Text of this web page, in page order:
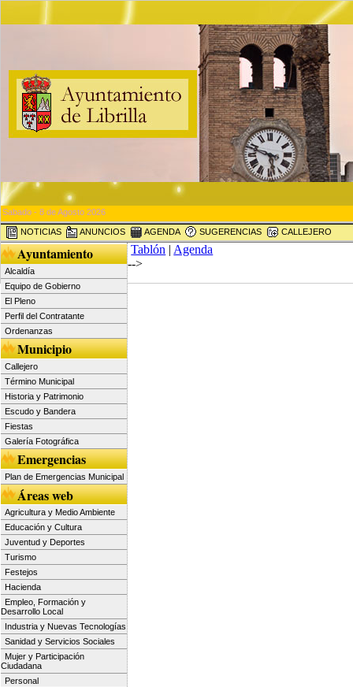
Sabado - 8 de Agosto 2026
NOTICIAS ANUNCIOS AGENDA SUGERENCIAS CALLEJERO
Ayuntamiento
Alcaldía
Equipo de Gobierno
El Pleno
Perfil del Contratante
Ordenanzas
Municipio
Callejero
Término Municipal
Historia y Patrimonio
Escudo y Bandera
Fiestas
Galería Fotográfica
Emergencias
Plan de Emergencias Municipal
Áreas web
Agricultura y Medio Ambiente
Educación y Cultura
Juventud y Deportes
Turismo
Festejos
Hacienda
Empleo, Formación y
Desarrollo Local
Industria y Nuevas Tecnologías
Sanidad y Servicios Sociales
Mujer y Participación
Ciudadana
Personal
Tablón |Agenda
-->